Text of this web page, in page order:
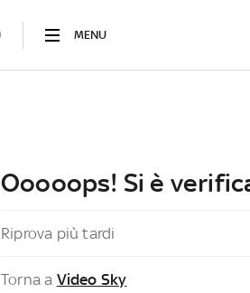
MENU
Ooooops! Si è
Riprova più tardi
Torna a Video Sky